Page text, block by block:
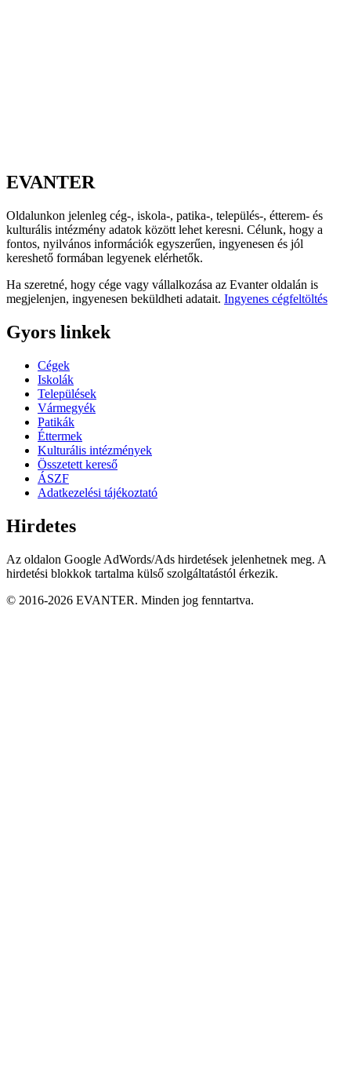
EVANTER
Oldalunkon jelenleg cég-, iskola-, patika-, település-, étterem- és
kulturális intézmény adatok között lehet keresni. Célunk, hogy a
fontos, nyilvános információk egyszerűen, ingyenesen és jól
kereshető formában legyenek elérhetők.
Ha szeretné, hogy cége vagy vállalkozása az Evanter oldalán is
megjelenjen, ingyenesen beküldheti adatait. Ingyenes cégfeltöltés
Gyors linkek
Cégek
Iskolák
Települések
Vármegyék
Patikák
Éttermek
Kulturális intézmények
Összetett kereső
ÁSZF
Adatkezelési tájékoztató
Hirdetes
Az oldalon Google AdWords/Ads hirdetések jelenhetnek meg. A
hirdetési blokkok tartalma külső szolgáltatástól érkezik.
© 2016-2026 EVANTER. Minden jog fenntartva.